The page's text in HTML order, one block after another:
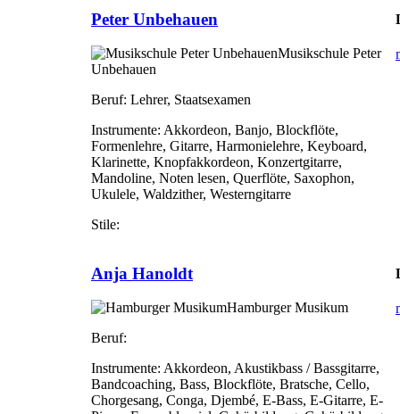
Peter Unbehauen
Musikschule Peter
Unbehauen
Beruf: Lehrer, Staatsexamen
Instrumente: Akkordeon, Banjo, Blockflöte,
Formenlehre, Gitarre, Harmonielehre, Keyboard,
Klarinette, Knopfakkordeon, Konzertgitarre,
Mandoline, Noten lesen, Querflöte, Saxophon,
Ukulele, Waldzither, Westerngitarre
Stile:
Anja Hanoldt
Hamburger Musikum
Beruf:
Instrumente: Akkordeon, Akustikbass / Bassgitarre,
Bandcoaching, Bass, Blockflöte, Bratsche, Cello,
Chorgesang, Conga, Djembé, E-Bass, E-Gitarre, E-